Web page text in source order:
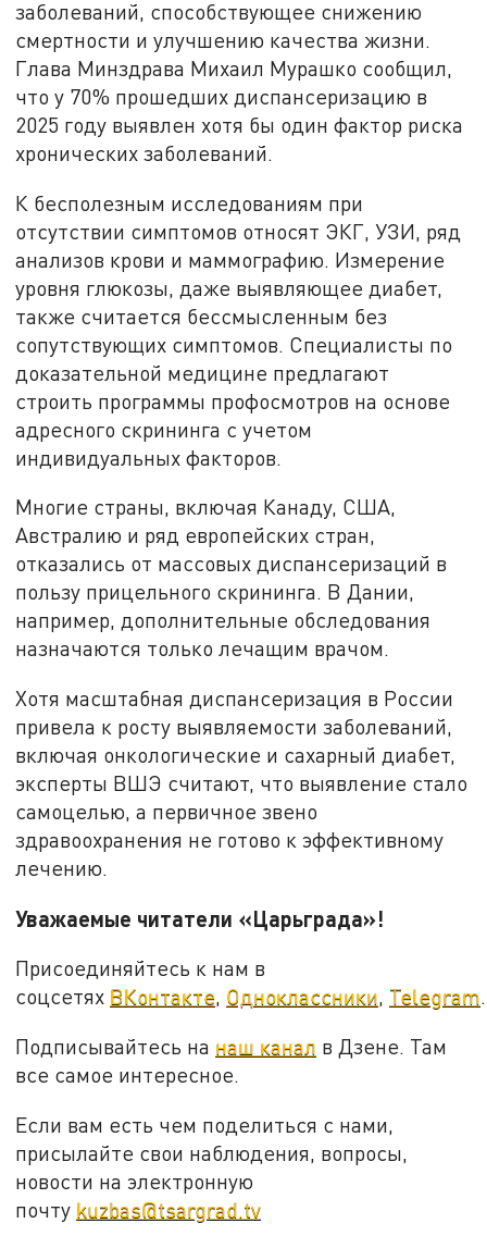
заболеваний, способствующее снижению
смертности и улучшению качества жизни.
Глава Минздрава Михаил Мурашко сообщил,
что у 70% прошедших диспансеризацию в
2025 году выявлен хотя бы один фактор риска
хронических заболеваний.
К бесполезным исследованиям при
отсутствии симптомов относят ЭКГ, УЗИ, ряд
анализов крови и маммографию. Измерение
уровня глюкозы, даже выявляющее диабет,
также считается бессмысленным без
сопутствующих симптомов. Специалисты по
доказательной медицине предлагают
строить программы профосмотров на основе
адресного скрининга с учетом
индивидуальных факторов.
Многие страны, включая Канаду, США,
Австралию и ряд европейских стран,
отказались от массовых диспансеризаций в
пользу прицельного скрининга. В Дании,
например, дополнительные обследования
назначаются только лечащим врачом.
Хотя масштабная диспансеризация в России
привела к росту выявляемости заболеваний,
включая онкологические и сахарный диабет,
эксперты ВШЭ считают, что выявление стало
самоцелью, а первичное звено
здравоохранения не готово к эффективному
лечению.
Уважаемые читатели «Царьграда»!
Присоединяйтесь к нам в
соцсетях ВКонтакте, Одноклассники, Telegram.
Подписывайтесь на наш канал в Дзене. Там
все самое интересное.
Если вам есть чем поделиться с нами,
присылайте свои наблюдения, вопросы,
новости на электронную
почту kuzbas@tsargrad.tv